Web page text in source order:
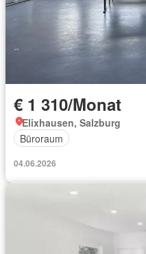
€ 1 310/Monat
Elixhausen, Salzburg
Büroraum
04.06.2026